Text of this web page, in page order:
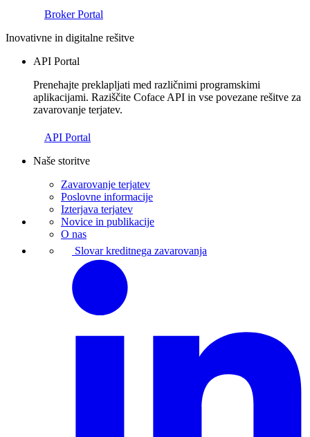
Broker Portal
Inovativne in digitalne rešitve
API Portal
Prenehajte preklapljati med različnimi programskimi
aplikacijami. Raziščite Coface API in vse povezane rešitve za
zavarovanje terjatev.
API Portal
Naše storitve
Zavarovanje terjatev
Poslovne informacije
Izterjava terjatev
Novice in publikacije
O nas
Slovar kreditnega zavarovanja